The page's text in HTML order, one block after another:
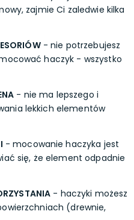
zajmie Ci zaledwie kilka
- nie potrzebujesz
haczyk - wszystko
- nie ma lepszego i
lekkich elementów
- mocowanie haczyka jest
się, że element odpadnie
- haczyki możesz
(drewnie,